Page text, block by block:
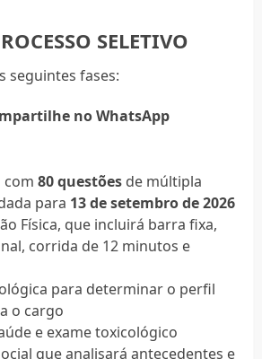
SELETIVO
seguintes fases:
no WhatsApp
com 80 questõesde múltipla
para 13 de setembro de 2026
Física, que incluirá barra fixa,
corrida de 12 minutos e
para determinar o perfil
o cargo
e exame toxicológico
que analisará antecedentes e